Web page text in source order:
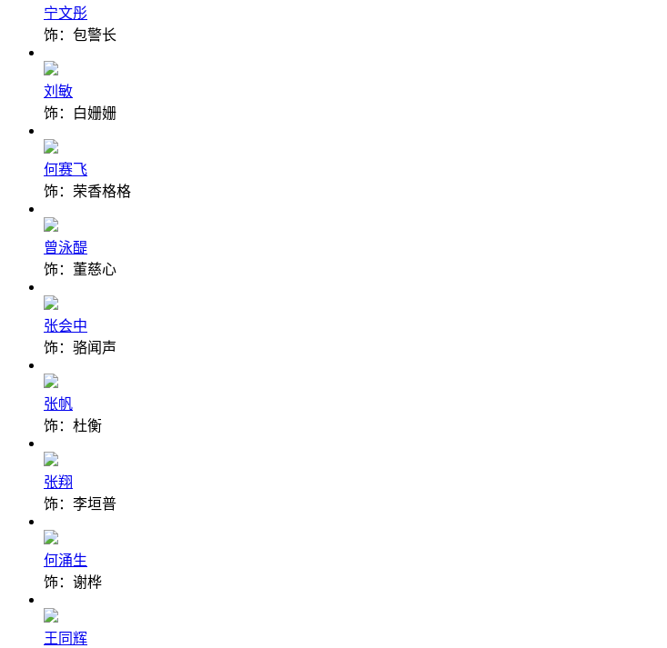
宁文彤
饰：包警长
刘敏
饰：白姗姗
何赛飞
饰：荣香格格
曾泳醍
饰：董慈心
张会中
饰：骆闻声
张帆
饰：杜衡
张翔
饰：李垣普
何涌生
饰：谢桦
王同辉